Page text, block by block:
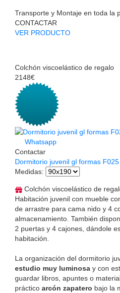
Transporte y Montaje en toda la
CONTACTAR
VER PRODUCTO
Colchón viscoelástico de regalo
2148€
Whatsapp
Contactar
Dormitorio juvenil gl formas F025
Medidas:
Colchón viscoelástico de
Habitación juvenil con mueble
de arrastre para cama nido y 4
almacenamiento. También
2 puertas y 4 cajones, dándole
habitación.
La organización del dormitorio
estudio muy luminosa y con
guardar libros, apuntes o
práctico arcón zapatero bajo la